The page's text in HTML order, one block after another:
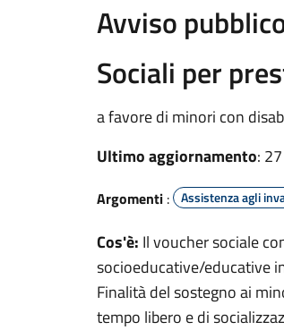
Avviso
Sociali per
a favore di minori con
Ultimo aggiornamento:
Argomenti : Assistenza agli
Cos'è: Il voucher sociale
socioeducative/educative
Finalità del sostegno ai
tempo libero e di